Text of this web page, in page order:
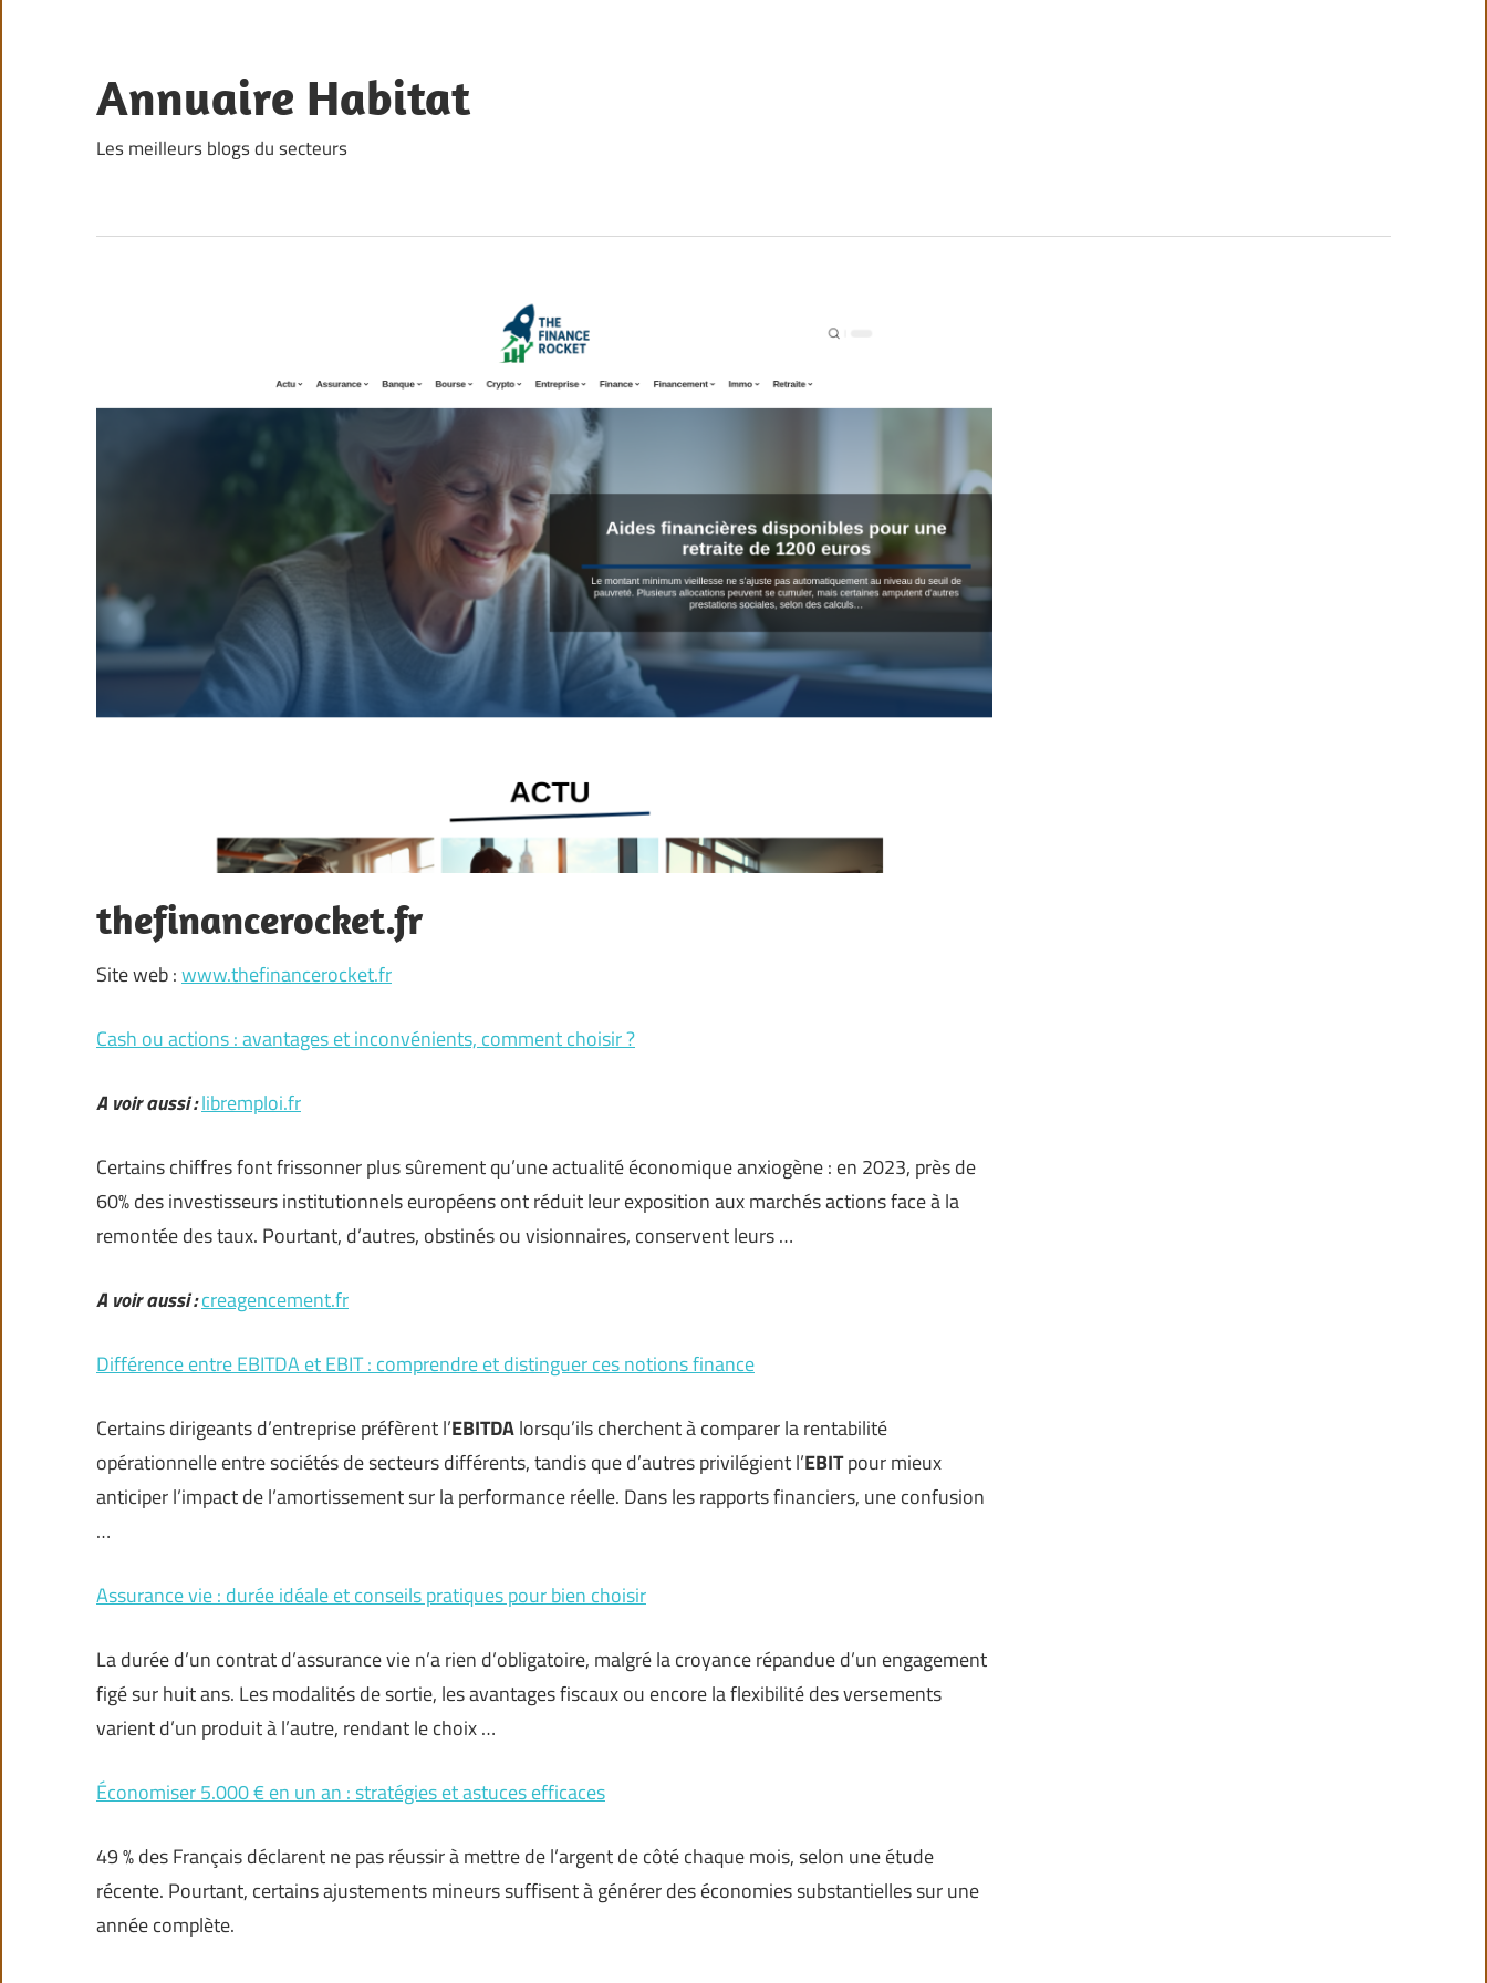
content
Annuaire Habitat
Les meilleurs blogs du secteurs
thefinancerocket.fr
Site web :www.thefinancerocket.fr
Cash ou actions : avantages et inconvénients, comment choisir ?
A voir aussi :libremploi.fr
Certains chiffres font frissonner plus sûrement qu’une actualité économique anxiogène : en 2023, près de
60% des investisseurs institutionnels européens ont réduit leur exposition aux marchés actions face à la
remontée des taux. Pourtant, d’autres, obstinés ou visionnaires, conservent leurs …
A voir aussi :creagencement.fr
Différence entre EBITDA et EBIT : comprendre et distinguer ces notions finance
Certains dirigeants d’entreprise préfèrent l’EBITDAlorsqu’ils cherchent à comparer la rentabilité
opérationnelle entre sociétés de secteurs différents, tandis que d’autres privilégient l’EBITpour mieux
anticiper l’impact de l’amortissement sur la performance réelle. Dans les rapports financiers, une confusion
…
Assurance vie : durée idéale et conseils pratiques pour bien choisir
La durée d’un contrat d’assurance vie n’a rien d’obligatoire, malgré la croyance répandue d’un engagement
figé sur huit ans. Les modalités de sortie, les avantages fiscaux ou encore la flexibilité des versements
varient d’un produit à l’autre, rendant le choix …
Économiser 5.000 € en un an : stratégies et astuces efficaces
49 % des Français déclarent ne pas réussir à mettre de l’argent de côté chaque mois, selon une étude
récente. Pourtant, certains ajustements mineurs suffisent à générer des économies substantielles sur une
année complète.